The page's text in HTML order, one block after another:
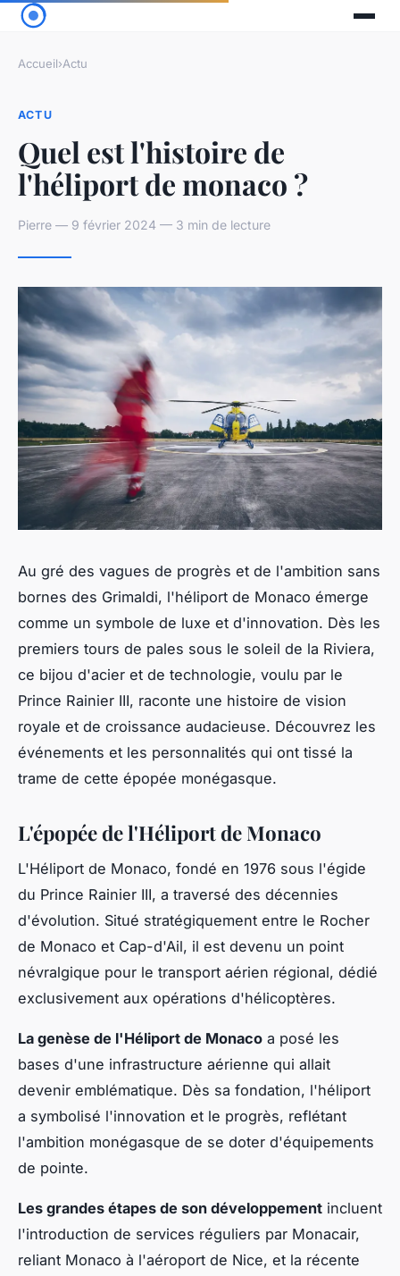
Accueil›Actu
ACTU
Quel est l'histoire de
l'héliport de monaco ?
Pierre — 9 février 2024 — 3 min de lecture
Au gré des vagues de progrès et de l'ambition sans
bornes des Grimaldi, l'héliport de Monaco émerge
comme un symbole de luxe et d'innovation. Dès les
premiers tours de pales sous le soleil de la Riviera,
ce bijou d'acier et de technologie, voulu par le
Prince Rainier III, raconte une histoire de vision
royale et de croissance audacieuse. Découvrez les
événements et les personnalités qui ont tissé la
trame de cette épopée monégasque.
L'épopée de l'Héliport de Monaco
L'Héliport de Monaco, fondé en 1976 sous l'égide
du Prince Rainier III, a traversé des décennies
d'évolution. Situé stratégiquement entre le Rocher
de Monaco et Cap-d'Ail, il est devenu un point
névralgique pour le transport aérien régional, dédié
exclusivement aux opérations d'hélicoptères.
La genèse de l'Héliport de Monaco a posé les
bases d'une infrastructure aérienne qui allait
devenir emblématique. Dès sa fondation, l'héliport
a symbolisé l'innovation et le progrès, reflétant
l'ambition monégasque de se doter d'équipements
de pointe.
Les grandes étapes de son développement incluent
l'introduction de services réguliers par Monacair,
reliant Monaco à l'aéroport de Nice, et la récente